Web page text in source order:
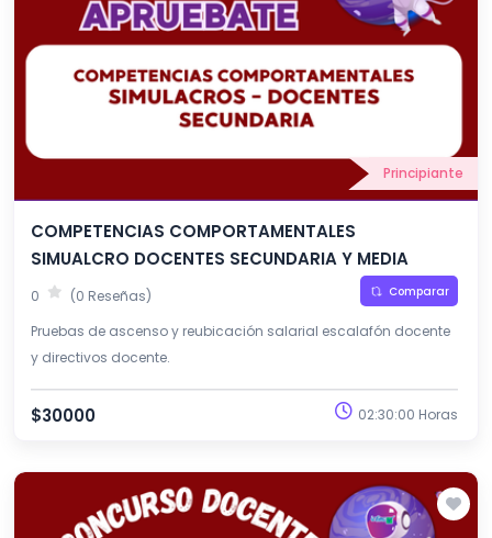
Principiante
COMPETENCIAS COMPORTAMENTALES
SIMUALCRO DOCENTES SECUNDARIA Y MEDIA
0 (0 Reseñas) Comparar
Pruebas de ascenso y reubicación salarial escalafón docente
y directivos docente.
$30000 02:30:00 Horas